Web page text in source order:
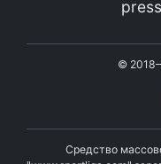
©
Средство